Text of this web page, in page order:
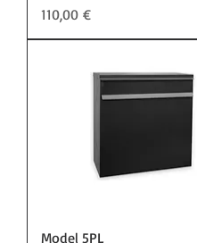
Preis
110,00 €
Model 5PL